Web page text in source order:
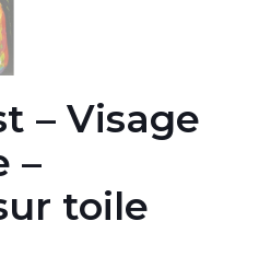
– Visage
–
toile